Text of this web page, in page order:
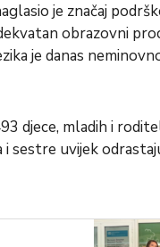
je značaj
obrazovni
je danas
djece, mladih i
sestre uvijek